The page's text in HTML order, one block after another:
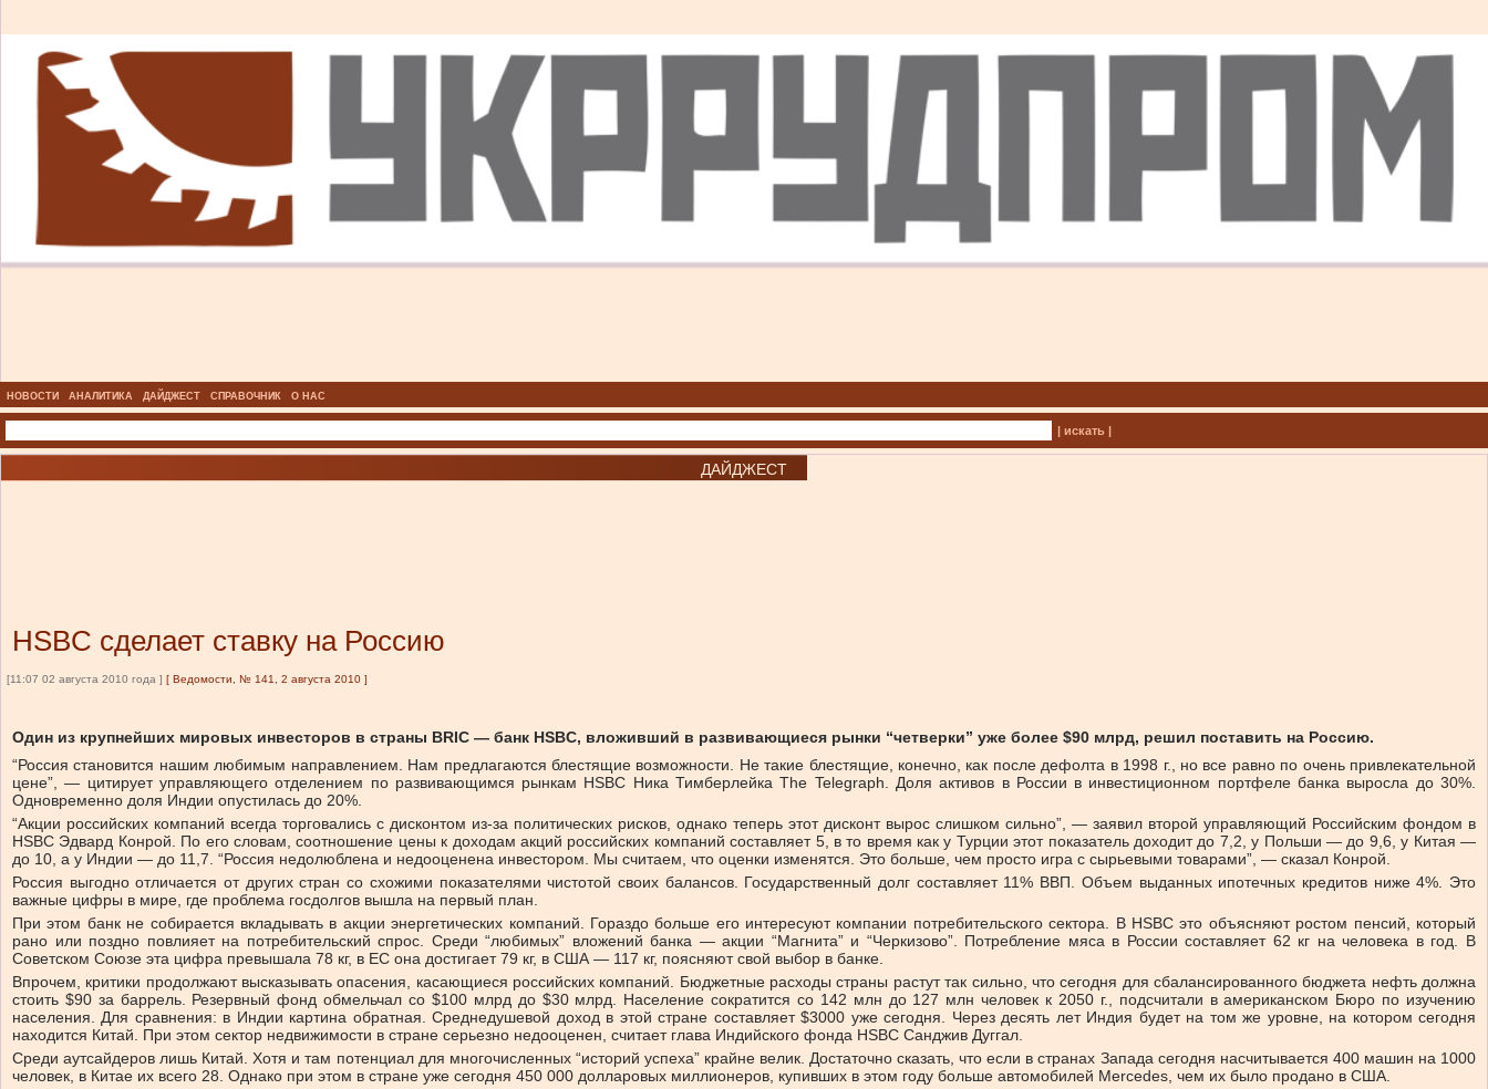
НОВОСТИ АНАЛИТИКА ДАЙДЖЕСТ СПРАВОЧНИК О НАС
| искать |
ДАЙДЖЕСТ
HSBC сделает ставку на Россию
[11:07 02 августа 2010 года ] [ Ведомости, № 141, 2 августа 2010 ]
Один из крупнейших мировых инвесторов в страны BRIC — банк HSBC, вложивший в развивающиеся рынки “четверки” уже более $90 млрд, решил поставить на Россию.
“Россия становится нашим любимым направлением. Нам предлагаются блестящие возможности. Не такие блестящие, конечно, как после дефолта в 1998 г., но все равно по очень привлекательной
цене”, — цитирует управляющего отделением по развивающимся рынкам HSBC Ника Тимберлейка The Telegraph. Доля активов в России в инвестиционном портфеле банка выросла до 30%.
Одновременно доля Индии опустилась до 20%.
“Акции российских компаний всегда торговались с дисконтом из-за политических рисков, однако теперь этот дисконт вырос слишком сильно”, — заявил второй управляющий Российским фондом в
HSBC Эдвард Конрой. По его словам, соотношение цены к доходам акций российских компаний составляет 5, в то время как у Турции этот показатель доходит до 7,2, у Польши — до 9,6, у Китая —
до 10, а у Индии — до 11,7. “Россия недолюблена и недооценена инвестором. Мы считаем, что оценки изменятся. Это больше, чем просто игра с сырьевыми товарами”, — сказал Конрой.
Россия выгодно отличается от других стран со схожими показателями чистотой своих балансов. Государственный долг составляет 11% ВВП. Объем выданных ипотечных кредитов ниже 4%. Это
важные цифры в мире, где проблема госдолгов вышла на первый план.
При этом банк не собирается вкладывать в акции энергетических компаний. Гораздо больше его интересуют компании потребительского сектора. В HSBC это объясняют ростом пенсий, который
рано или поздно повлияет на потребительский спрос. Среди “любимых” вложений банка — акции “Магнита” и “Черкизово”. Потребление мяса в России составляет 62 кг на человека в год. В
Советском Союзе эта цифра превышала 78 кг, в ЕС она достигает 79 кг, в США — 117 кг, поясняют свой выбор в банке.
Впрочем, критики продолжают высказывать опасения, касающиеся российских компаний. Бюджетные расходы страны растут так сильно, что сегодня для сбалансированного бюджета нефть должна
стоить $90 за баррель. Резервный фонд обмельчал со $100 млрд до $30 млрд. Население сократится со 142 млн до 127 млн человек к 2050 г., подсчитали в американском Бюро по изучению
населения. Для сравнения: в Индии картина обратная. Среднедушевой доход в этой стране составляет $3000 уже сегодня. Через десять лет Индия будет на том же уровне, на котором сегодня
находится Китай. При этом сектор недвижимости в стране серьезно недооценен, считает глава Индийского фонда HSBC Санджив Дуггал.
Среди аутсайдеров лишь Китай. Хотя и там потенциал для многочисленных “историй успеха” крайне велик. Достаточно сказать, что если в странах Запада сегодня насчитывается 400 машин на 1000
человек, в Китае их всего 28. Однако при этом в стране уже сегодня 450 000 долларовых миллионеров, купивших в этом году больше автомобилей Mercedes, чем их было продано в США.